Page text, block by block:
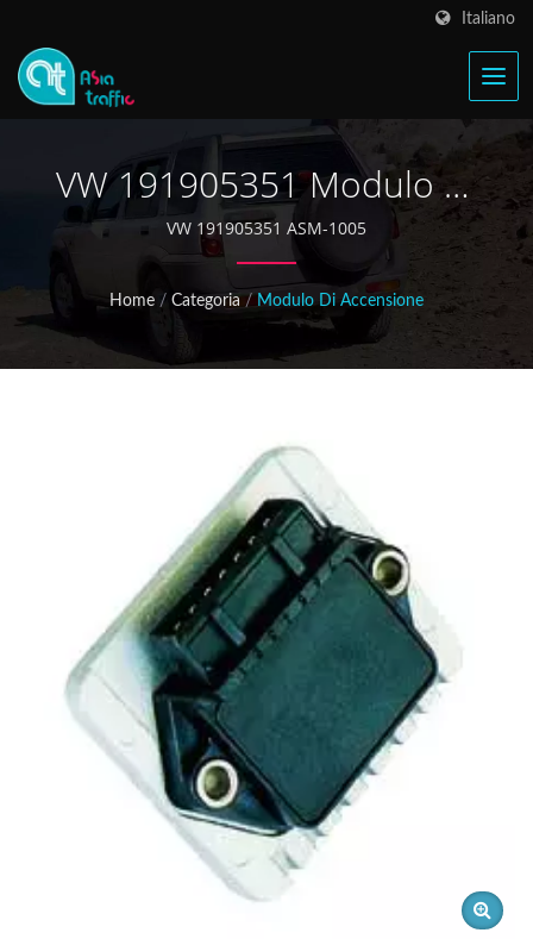
Italiano
VW 191905351 Modulo Di
Accensione
VW 191905351 ASM-1005
Home / Categoria / Modulo Di Accensione